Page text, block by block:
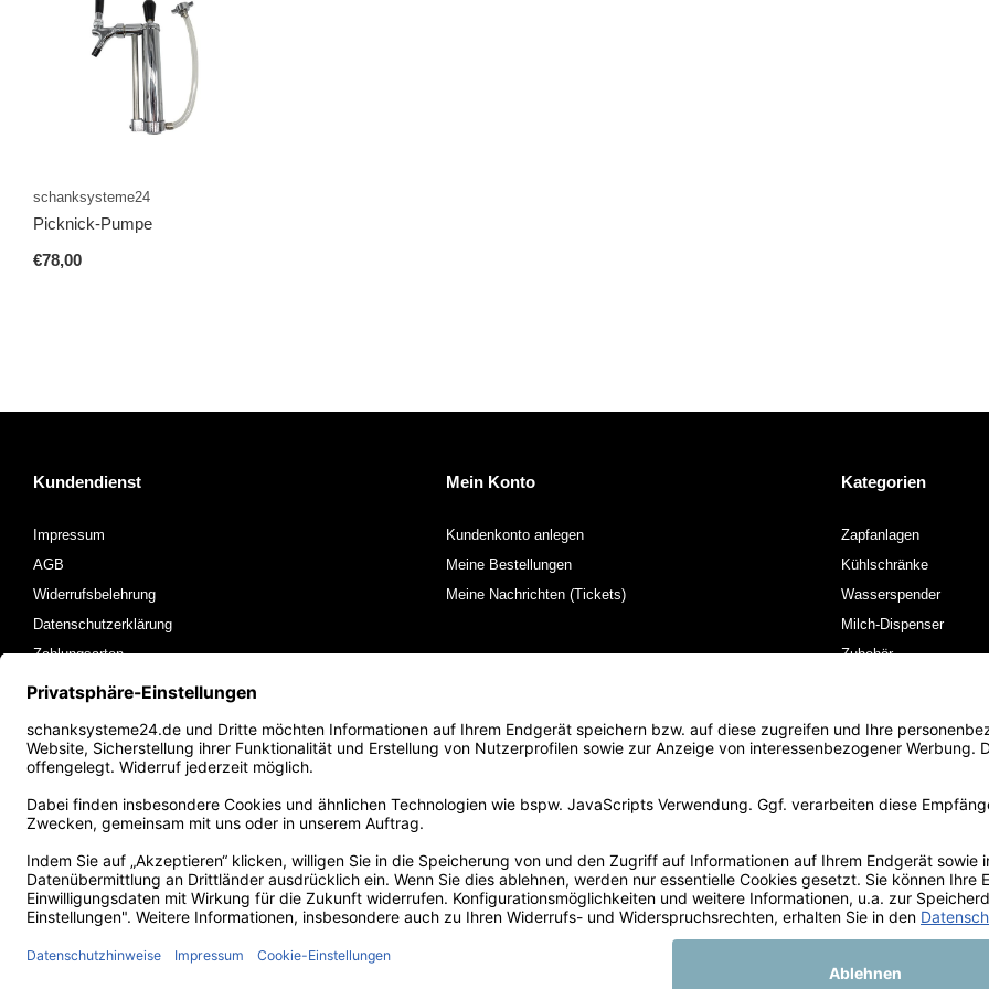
schanksysteme24
Picknick-Pumpe
€78,00
Kundendienst
Impressum
AGB
Widerrufsbelehrung
Datenschutzerklärung
Zahlungsarten
Versandkosten und Rücksendungen
FAQ
Sitemap
Mein Konto
Kundenkonto anlegen
Meine Bestellungen
Meine Nachrichten (Tickets)
Kategorien
Zapfanlagen
Kühlschränke
Wasserspender
Milch-Dispenser
Zubehör
JETZT ANRUFEN E-MAIL SCHREIBEN